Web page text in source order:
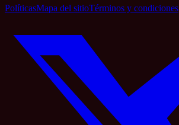
PolíticasMapa del sitioTérminos y condiciones